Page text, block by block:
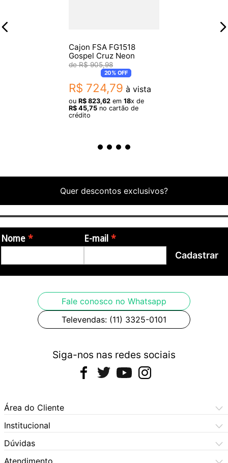
Cajon FSA FG1518
Gospel Cruz Neon
R$ 905,98
20%OFF
R$ 724,79 à vista
ou R$ 823,62 em 18x de
R$ 45,75 no cartão de
crédito
Quer descontos exclusivos?
Nome E-mail
Cadastrar
Fale conosco no Whatsapp
Televendas: (11) 3325-0101
Siga-nos nas redes sociais
Área do Cliente
Meus Pedidos
Meus Dados
Institucional
Central de Atendimento
Dúvidas Frequentes
Dúvidas
Como Comprar